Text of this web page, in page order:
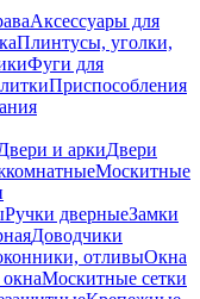
Аксессуары для
Плинтусы, уголки,
Фуги для
Приспособления
и аркиДвери
Москитные
Ручки дверныеЗамки
Доводчики
отливыОкна
Москитные сетки